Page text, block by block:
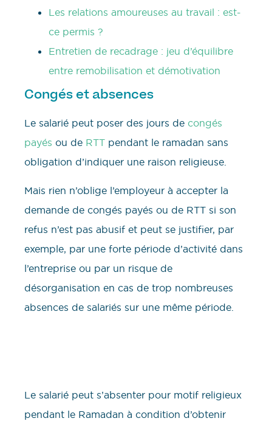
Les relations amoureuses au travail : est-
ce permis ?
Entretien de recadrage : jeu d’équilibre
entre remobilisation et démotivation
Congés et absences
Le salarié peut poser des jours de congés
payés ou de RTT pendant le ramadan sans
obligation d’indiquer une raison religieuse.
Mais rien n’oblige l’employeur à accepter la
demande de congés payés ou de RTT si son
refus n’est pas abusif et peut se justifier, par
exemple, par une forte période d’activité dans
l’entreprise ou par un risque de
désorganisation en cas de trop nombreuses
absences de salariés sur une même période.
Le salarié peut s’absenter pour motif religieux
pendant le Ramadan à condition d’obtenir